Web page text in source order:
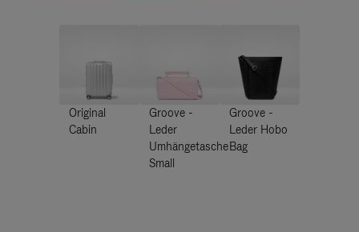
Original
Cabin
Groove -
Leder
Umhängetasche
Small
Groove -
Leder Hobo
Bag